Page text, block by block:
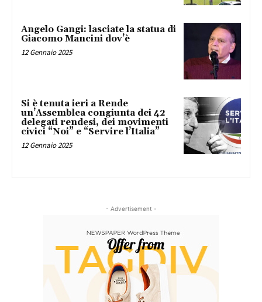
Angelo Gangi: lasciate la statua di
Giacomo Mancini dov’è
12 Gennaio 2025
Si è tenuta ieri a Rende
un’Assemblea congiunta dei 42
delegati rendesi, dei movimenti
civici “Noi” e “Servire l’Italia”
12 Gennaio 2025
- Advertisement -